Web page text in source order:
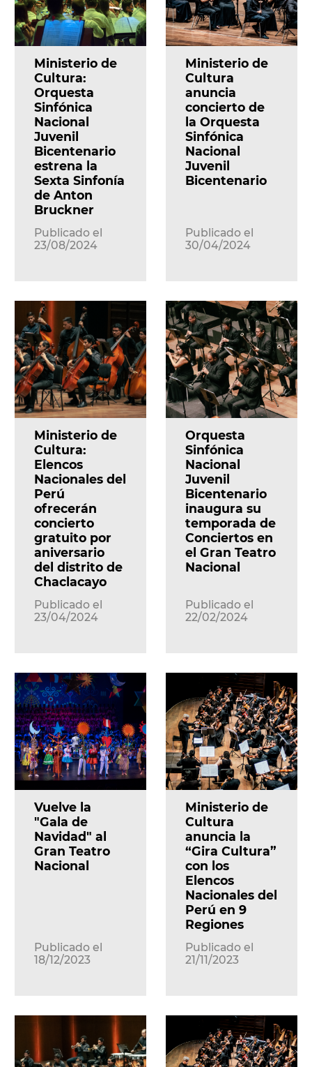
Ministerio de
Cultura:
Orquesta
Sinfónica
Nacional
Juvenil
Bicentenario
estrena la
Sexta Sinfonía
de Anton
Bruckner
Publicado el
23/08/2024
Ministerio de
Cultura
anuncia
concierto de
la Orquesta
Sinfónica
Nacional
Juvenil
Bicentenario
Publicado el
30/04/2024
Ministerio de
Cultura:
Elencos
Nacionales del
Perú
ofrecerán
concierto
gratuito por
aniversario
del distrito de
Chaclacayo
Publicado el
23/04/2024
Orquesta
Sinfónica
Nacional
Juvenil
Bicentenario
inaugura su
temporada de
Conciertos en
el Gran Teatro
Nacional
Publicado el
22/02/2024
Vuelve la
"Gala de
Navidad" al
Gran Teatro
Nacional
Publicado el
18/12/2023
Ministerio de
Cultura
anuncia la
“Gira Cultura”
con los
Elencos
Nacionales del
Perú en 9
Regiones
Publicado el
21/11/2023